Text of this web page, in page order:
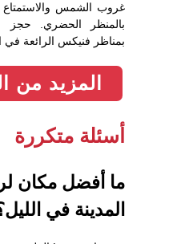
غروب الشمس والاستمتاع
بالمنظر الحضري. حجز
بمناظر فنيكس الرائعة في
المزيد من
أسئلة متكررة
ما أفضل مكان
المدينة في